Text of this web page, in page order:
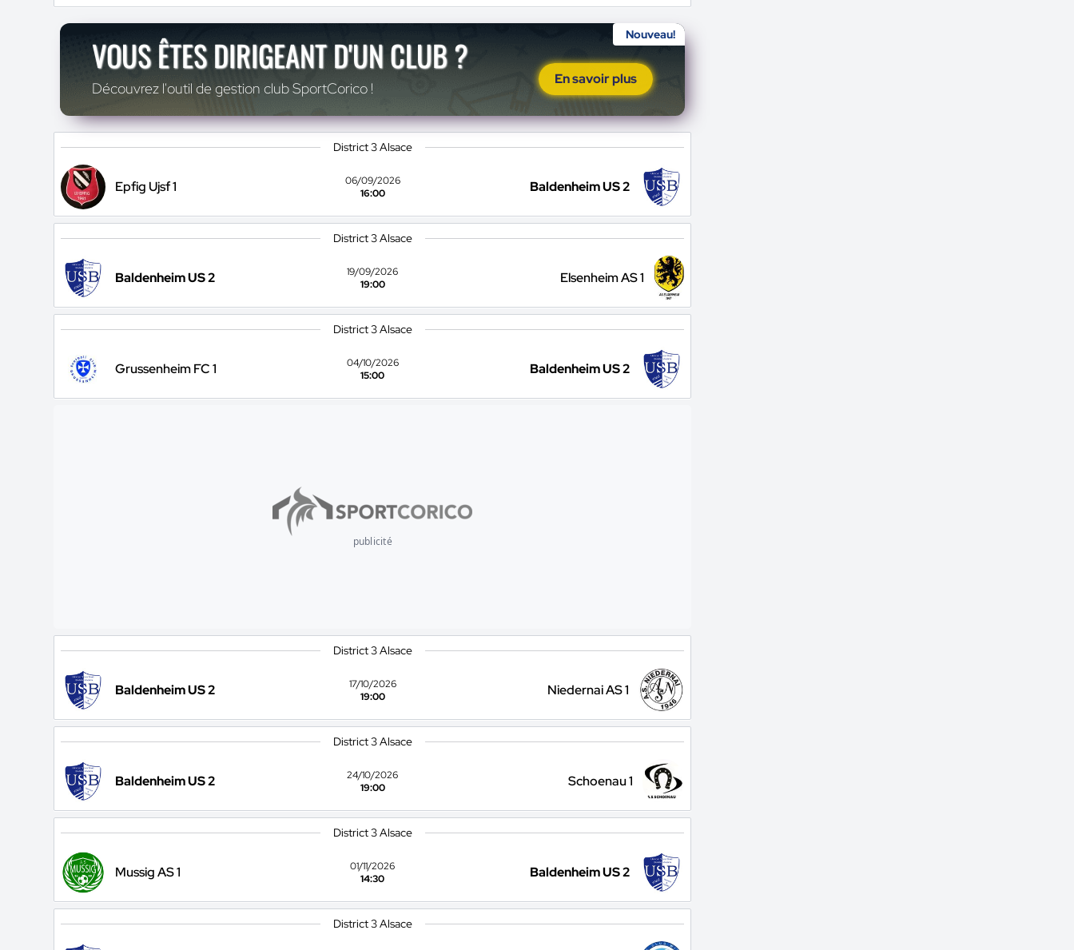
Nouveau!
VOUS ÊTES DIRIGEANT D'UN CLUB ?
Découvrez l'outil de gestion club SportCorico !
En savoir plus
District 3 Alsace
Epfig Ujsf 1
06/09/2026
16:00
Baldenheim US 2
District 3 Alsace
Baldenheim US 2
19/09/2026
19:00
Elsenheim AS 1
District 3 Alsace
Grussenheim FC 1
04/10/2026
15:00
Baldenheim US 2
publicité
District 3 Alsace
Baldenheim US 2
17/10/2026
19:00
Niedernai AS 1
District 3 Alsace
Baldenheim US 2
24/10/2026
19:00
Schoenau 1
District 3 Alsace
Mussig AS 1
01/11/2026
14:30
Baldenheim US 2
District 3 Alsace